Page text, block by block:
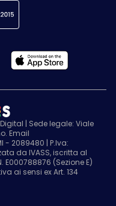
| Sede legale: Viale
Email
- 2089480 | P.Iva:
da IVASS, iscritta al
E000788876 (Sezione E)
ai sensi ex Art. 134